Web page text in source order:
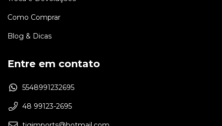
Como Comprar
Blog & Dicas
Entre em contato
5548991232695
48 99123-2695